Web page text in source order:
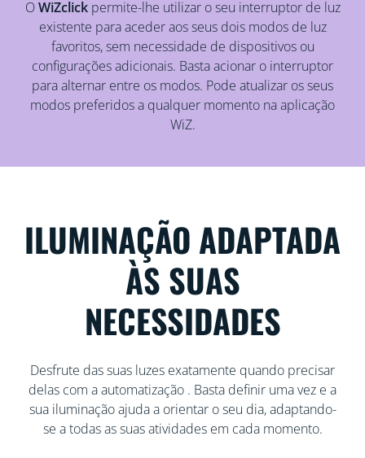
OWiZclickpermite-lhe utilizar o seu interruptor de luz
existente para aceder aos seus dois modos de luz
favoritos, sem necessidade de dispositivos ou
configurações adicionais. Basta acionar o interruptor
para alternar entre os modos. Pode atualizar os seus
modos preferidos a qualquer momento na aplicação
WiZ.
ILUMINAÇÃO ADAPTADA
ÀS SUAS
NECESSIDADES
Desfrute das suas luzes exatamente quando precisar
delas com a automatização . Basta definir uma vez e a
sua iluminação ajuda a orientar o seu dia, adaptando-
se a todas as suas atividades em cada momento.